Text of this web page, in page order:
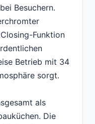
Besuchern.
Funktion
Betrieb mit 34
sorgt.
als
Die